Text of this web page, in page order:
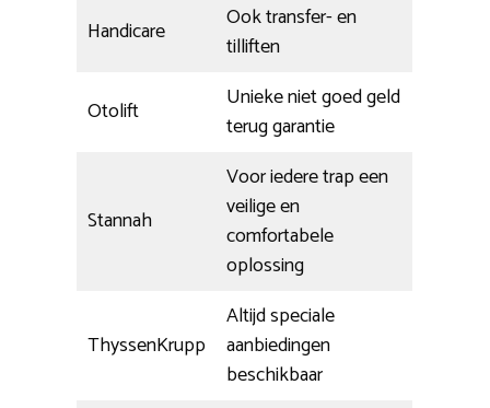
Handicare
Ook transfer- en
tilliften
Otolift
Unieke niet goed geld
terug garantie
Stannah
Voor iedere trap een
veilige en
comfortabele
oplossing
ThyssenKrupp
Altijd speciale
aanbiedingen
beschikbaar